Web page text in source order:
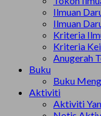
Ilmuan
Ilmuan
Kriteria
Kriteria
Anugerah
Buku
Buku
Aktiviti
Aktiviti